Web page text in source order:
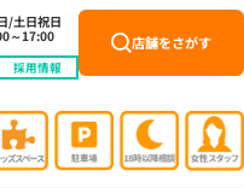
/土日祝日
～17:00
採用情報
店舗をさがす